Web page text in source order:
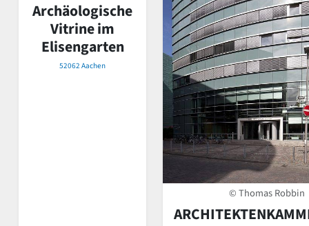
Archäologische
Vitrine im
Elisengarten
52062 Aachen
© Thomas Robbin